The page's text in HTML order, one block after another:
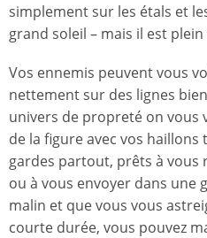
simplement sur les étals et
grand soleil – mais il est
Vos ennemis peuvent vous
nettement sur des lignes
univers de propreté on vous
de la figure avec vos haillons
gardes partout, prêts à
ou à vous envoyer dans une
malin et que vous vous
courte durée, vous pouvez